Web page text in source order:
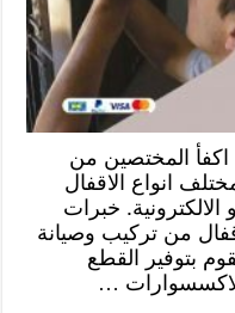
اكفأ المختصين من
انواع الاقفال
الالكترونية. خبرات
من تركيب وصيانة
بتوفير القطع
الاكسسوارات …